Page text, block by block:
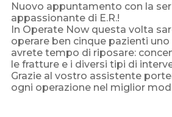
Nuovo appuntamento con la
appassionante di E.R.!
In Operate Now questa volta
operare ben cinque pazienti uno
avrete tempo di riposare:
le fratture e i diversi tipi di
Grazie al vostro assistente
ogni operazione nel miglior